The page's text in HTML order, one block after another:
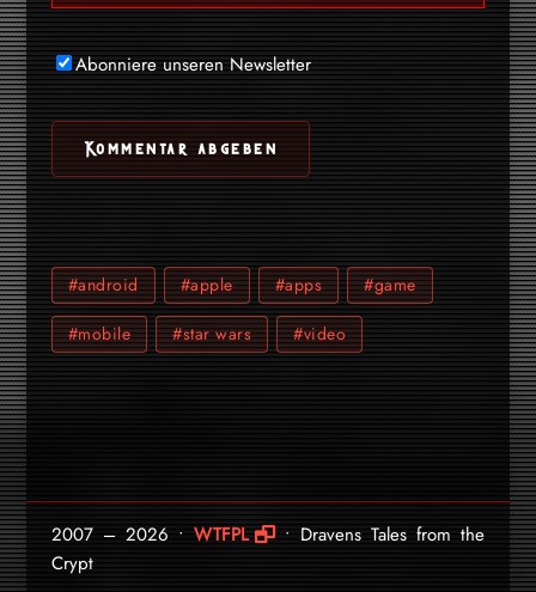
Abonniere unseren Newsletter
#android #apple #apps #game
#mobile #star wars #video
2007 – 2026 •WTFPL
• Dravens Tales from the
Crypt